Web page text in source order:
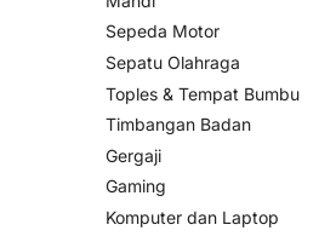
Sepeda Motor
Sepatu Olahraga
Toples & Tempat Bumbu
Timbangan Badan
Gergaji
Gaming
Komputer dan Laptop